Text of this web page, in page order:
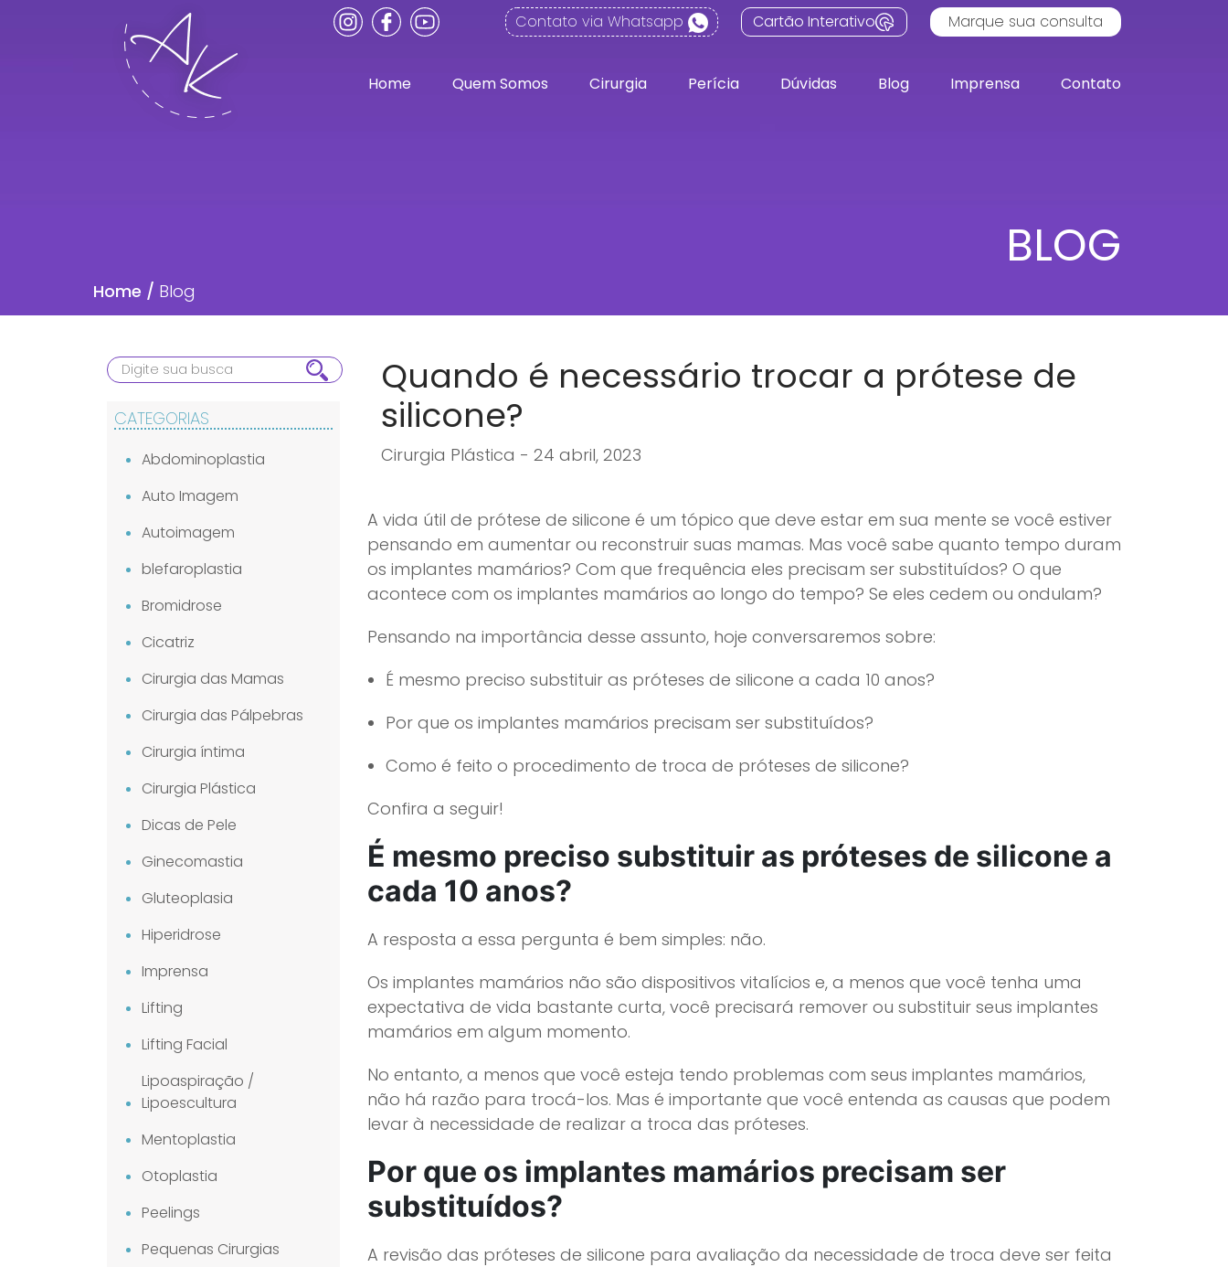
Contato via Whatsapp Cartão Interativo Marque sua consulta
Home Quem Somos Cirurgia Perícia Dúvidas Blog Imprensa Contato
BLOG
Home / Blog
CATEGORIAS
Abdominoplastia
Auto Imagem
Autoimagem
blefaroplastia
Bromidrose
Cicatriz
Cirurgia das Mamas
Cirurgia das Pálpebras
Cirurgia íntima
Cirurgia Plástica
Dicas de Pele
Ginecomastia
Gluteoplasia
Hiperidrose
Imprensa
Lifting
Lifting Facial
Lipoaspiração /
Lipoescultura
Mentoplastia
Otoplastia
Peelings
Pequenas Cirurgias
Quando é necessário trocar a prótese de
silicone?
Cirurgia Plástica - 24 abril, 2023
A vida útil de prótese de silicone é um tópico que deve estar em sua mente se você estiver
pensando em aumentar ou reconstruir suas mamas. Mas você sabe quanto tempo duram
os implantes mamários? Com que frequência eles precisam ser substituídos? O que
acontece com os implantes mamários ao longo do tempo? Se eles cedem ou ondulam?
Pensando na importância desse assunto, hoje conversaremos sobre:
É mesmo preciso substituir as próteses de silicone a cada 10 anos?
Por que os implantes mamários precisam ser substituídos?
Como é feito o procedimento de troca de próteses de silicone?
Confira a seguir!
É mesmo preciso substituir as próteses de silicone a
cada 10 anos?
A resposta a essa pergunta é bem simples: não.
Os implantes mamários não são dispositivos vitalícios e, a menos que você tenha uma
expectativa de vida bastante curta, você precisará remover ou substituir seus implantes
mamários em algum momento.
No entanto, a menos que você esteja tendo problemas com seus implantes mamários,
não há razão para trocá-los. Mas é importante que você entenda as causas que podem
levar à necessidade de realizar a troca das próteses.
Por que os implantes mamários precisam ser
substituídos?
A revisão das próteses de silicone para avaliação da necessidade de troca deve ser feita